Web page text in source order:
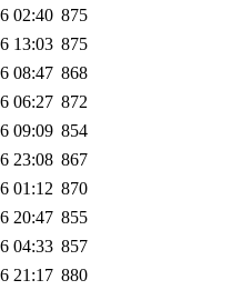
02:40 875
13:03 875
08:47 868
06:27 872
09:09 854
23:08 867
01:12 870
20:47 855
04:33 857
21:17 880